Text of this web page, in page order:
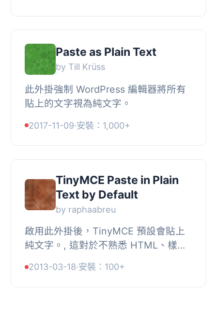
與內建的 {formatte...
Paste as Plain Text
by Till Krüss
此外掛強制 WordPress 編輯器將所有
貼上的文字視為純文字。
2017-11-09·安裝：1,000+
TinyMCE Paste in Plain
Text by Default
by raphaabreu
啟用此外掛後，TinyMCE 預設會貼上
純文字。, 這對於不熟悉 HTML、樣式
軟體貼上格式化文字可能出現問題的使
用者很有幫助。
2013-03-18·安裝：100+